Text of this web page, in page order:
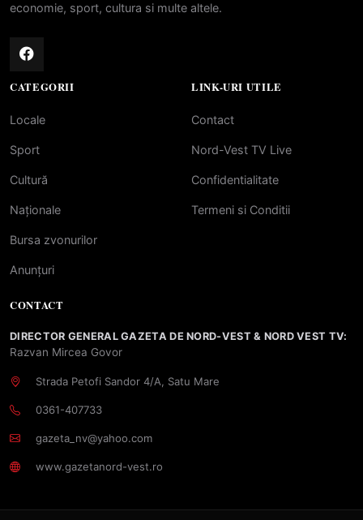
economie, sport, cultura si multe altele.
CATEGORII
Locale
Sport
Cultură
Naționale
Bursa zvonurilor
Anunțuri
LINK-URI UTILE
Contact
Nord-Vest TV Live
Confidentialitate
Termeni si Conditii
CONTACT
DIRECTOR GENERAL GAZETA DE NORD-VEST & NORD VEST TV:
Razvan Mircea Govor
Strada Petofi Sandor 4/A, Satu Mare
0361-407733
gazeta_nv@yahoo.com
www.gazetanord-vest.ro